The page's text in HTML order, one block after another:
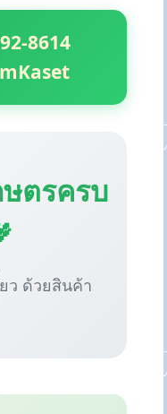
8614
ตรครบ
ว ด้วยสินค้า